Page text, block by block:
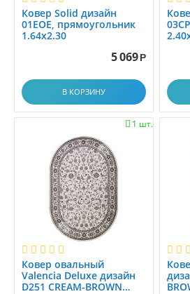
1.2x2.15
1.2x2.3
1.2x3.0
1.2x3.5
1.2x4.0
1.2x4.5
1.2x5.0
1.2x5.5
1.2x6.0
1.30x1.60
1.33x1.7
1.33x2.00
1.35x1.95
1.3x1.5
Ковер Solid дизайн
01EOE, прямоугольник
1.64x2.30
5 069 Р
В КОРЗИНУ
1 шт.

Ковер овальный
Valencia Deluxe дизайн
D251 CREAM-BROWN